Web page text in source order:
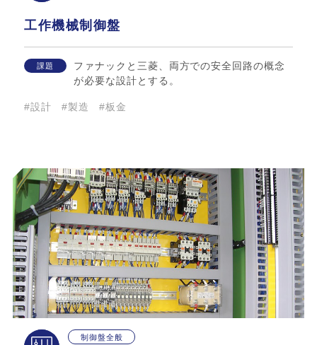
工作機械制御盤
課題
ファナックと三菱、両方での安全回路の概念
が必要な設計とする。
#設計 #製造 #板金
制御盤全般